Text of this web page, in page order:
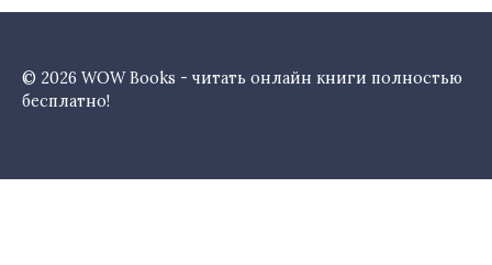
© 2026 WOW Books - читать онлайн книги полностью
бесплатно!